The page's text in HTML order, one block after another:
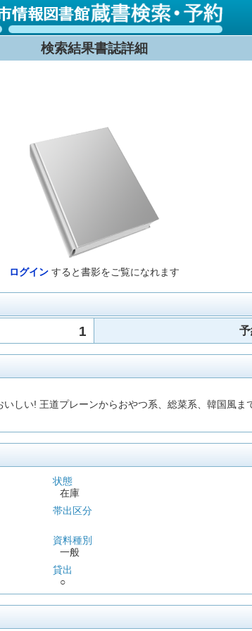
検索結果書誌詳細
ログイン すると書影をご覧になれます
1
しい! 王道プレーンからおやつ系、総菜系、韓国風
状態
在庫
帯出区分
資料種別
一般
貸出
○